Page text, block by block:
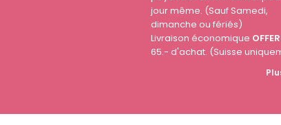
jour même. (Sauf Samedi,
dimanche ou fériés)
Livraison économique
65.- d'achat. (Suisse